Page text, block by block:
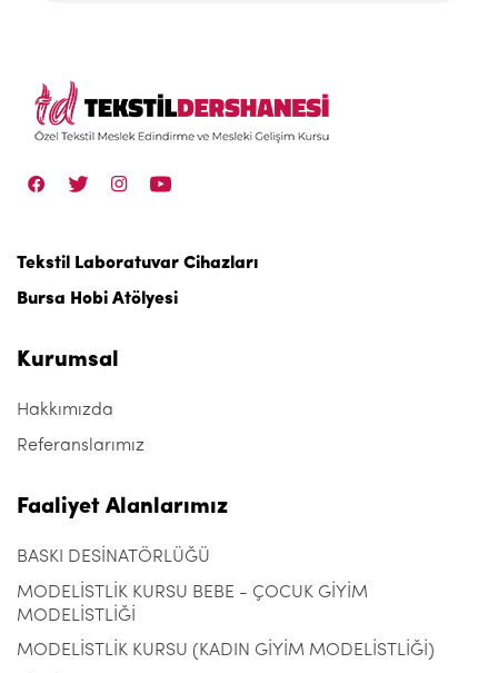
Tekstil Laboratuvar Cihazları
Bursa Hobi Atölyesi
Kurumsal
Hakkımızda
Referanslarımız
Faaliyet Alanlarımız
BASKI DESİNATÖRLÜĞÜ
MODELİSTLİK KURSU BEBE - ÇOCUK GİYİM
MODELİSTLİĞİ
MODELİSTLİK KURSU (KADIN GİYİM MODELİSTLİĞİ)